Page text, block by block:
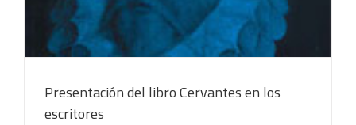
Presentación del libro Cervantes en los
escritores